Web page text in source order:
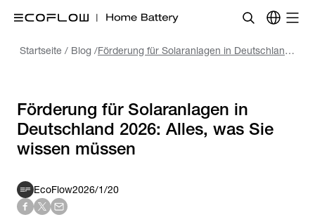
Startseite / Blog / Förderung für Solaranlagen in Deutschland 2026: Alles, was Sie wissen müssen
Förderung für Solaranlagen in
Deutschland 2026: Alles, was Sie
EcoFlow2026/1/20